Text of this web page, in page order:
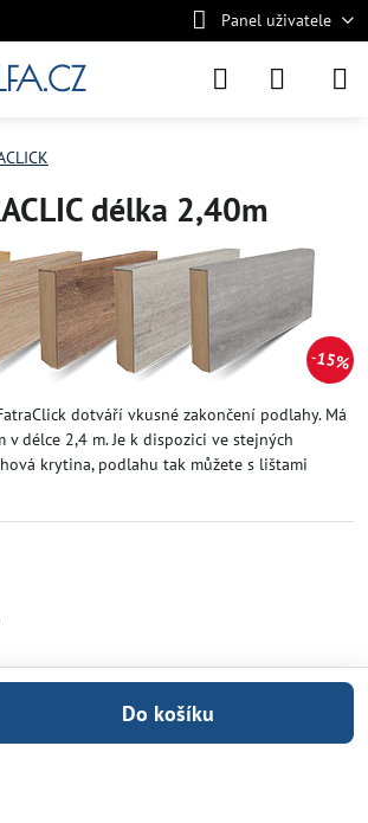
Panel uživatele
15%
délka 2,40m
dotváří vkusné zakončení podlahy. Má
v délce 2,4 m. Je k dispozici ve stejných
krytina, podlahu tak můžete s lištami
Do košíku